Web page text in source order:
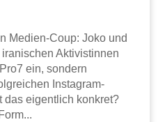
Medien-Coup: Joko und
Aktivistinnen
ein, sondern
Instagram-
das eigentlich konkret?